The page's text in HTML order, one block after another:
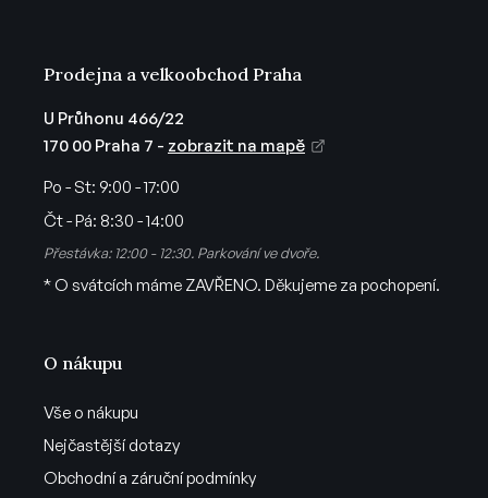
O nákupu
Vše o nákupu
Nejčastější dotazy
Obchodní a záruční podmínky
Prodejna a velkoobchod Praha
U Průhonu 466/22
170 00 Praha 7 - zobrazit na mapě
Po - St: 9:00 - 17:00
Čt - Pá: 8:30 - 14:00
Přestávka: 12:00 - 12:30. Parkování ve dvoře.
* O svátcích máme ZAVŘENO. Děkujeme za pochopení.